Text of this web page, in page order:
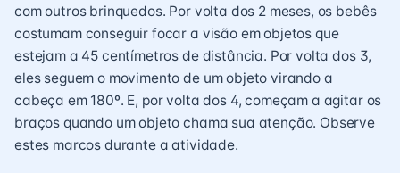
com outros brinquedos. Por volta dos 2 meses, os bebês
costumam conseguir focar a visão em objetos que
estejam a 45 centímetros de distância. Por volta dos 3,
eles seguem o movimento de um objeto virando a
cabeça em 180º. E, por volta dos 4, começam a agitar os
braços quando um objeto chama sua atenção. Observe
estes marcos durante a atividade.